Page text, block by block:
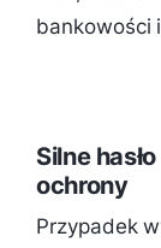
bankowości
Silne
ochrony
Przypadek